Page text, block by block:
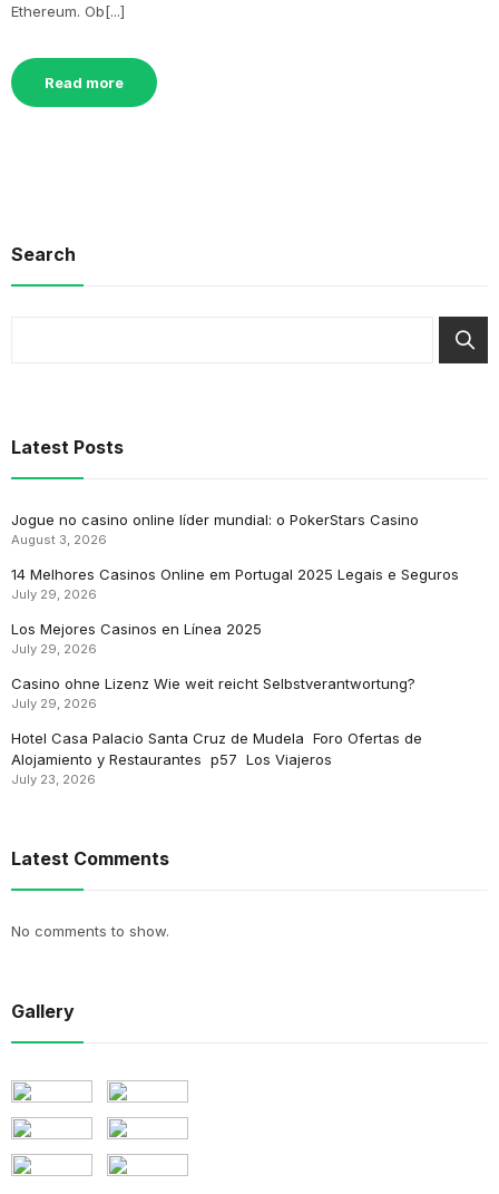
Ethereum. Ob[...]
Read more
Search
Latest Posts
Jogue no casino online líder mundial: o PokerStars Casino
August 3, 2026
14 Melhores Casinos Online em Portugal 2025 Legais e Seguros
July 29, 2026
Los Mejores Casinos en Línea 2025
July 29, 2026
Casino ohne Lizenz Wie weit reicht Selbstverantwortung?
July 29, 2026
Hotel Casa Palacio Santa Cruz de Mudela ️ Foro Ofertas de
Alojamiento y Restaurantes ️ p57 ️ Los Viajeros
July 23, 2026
Latest Comments
No comments to show.
Gallery